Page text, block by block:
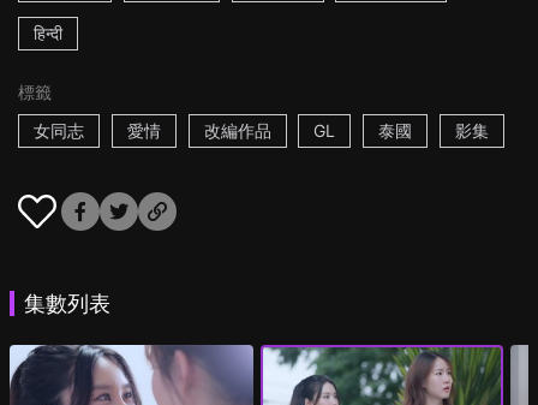
हिन्दी
標籤
女同志
愛情 改編作品 GL 泰國 影集
集數列表